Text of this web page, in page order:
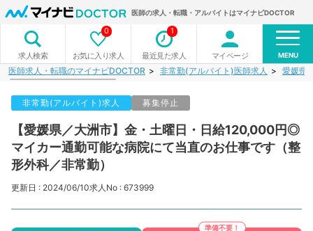
医師の求人・転職・アルバイトはマイナビDOCTOR
求人検索 お気に入り求人
0
最近見た求人
1
マイページ MENU
医師求人・転職のマイナビDOCTOR 非常勤(アルバイト)医師求人 愛媛県
非常勤(アルバイト)求人 募集停止
【愛媛県／大洲市】金・土曜日・日給120,000円◎
マイカー通勤可能な病院にて当直のお仕事です（整
形外科／非常勤）
更新日 : 2024/06/10求人No : 673999